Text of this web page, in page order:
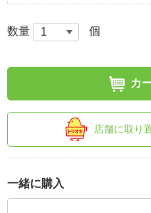
数量 個
カ
店舗に取り
一緒に購入